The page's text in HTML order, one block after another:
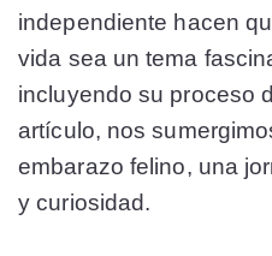
independiente hacen
vida sea un tema
incluyendo su proceso
artículo, nos
embarazo felino, una
y curiosidad.